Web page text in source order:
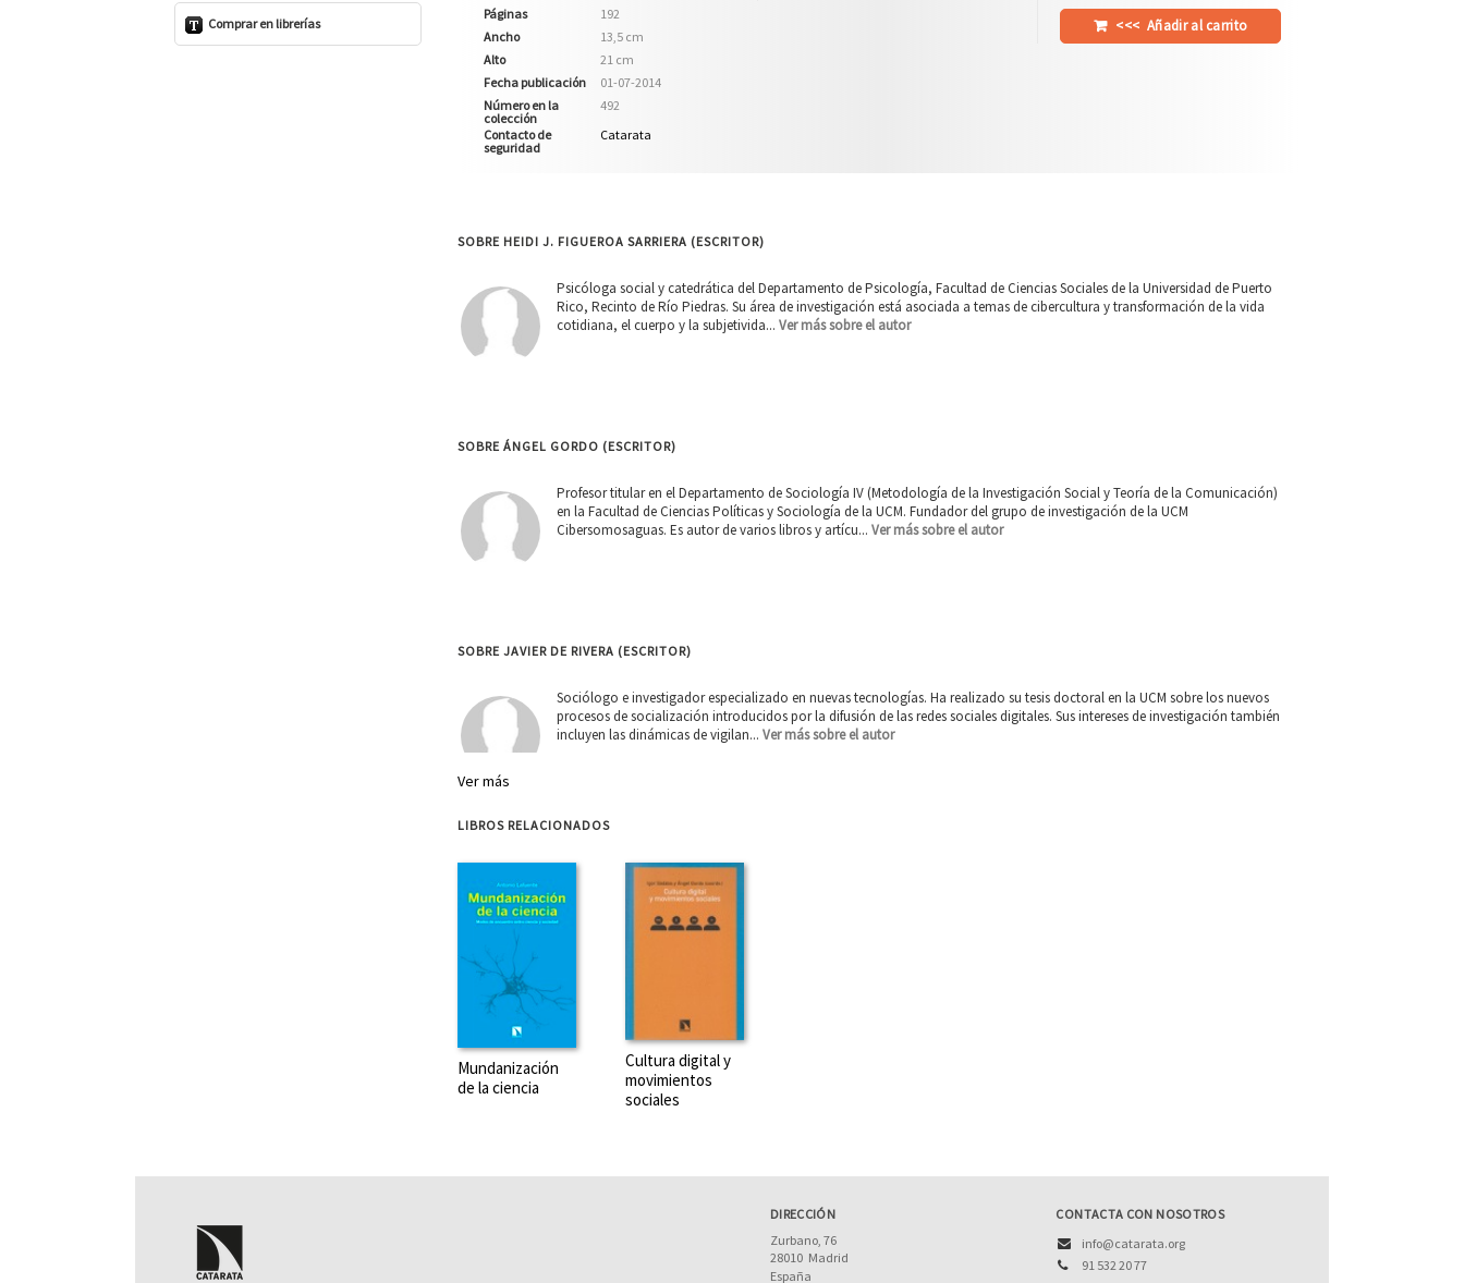
Comprar en librerías
Páginas
192
Ancho
13,5 cm
Alto
21 cm
Fecha publicación
01-07-2014
Número en la
colección
492
Contacto de
seguridad
Catarata
<<< Añadir al carrito
SOBRE HEIDI J. FIGUEROA SARRIERA (ESCRITOR)
Psicóloga social y catedrática del Departamento de Psicología, Facultad de Ciencias Sociales de la Universidad de Puerto
Rico, Recinto de Río Piedras. Su área de investigación está asociada a temas de ciber­cultura y transformación de la vida
cotidiana, el cuerpo y la subjetivida... Ver más sobre el autor
SOBRE ÁNGEL GORDO (ESCRITOR)
Profesor titular en el Departamento de Sociología IV (Metodología de la Investigación Social y Teoría de la Comunicación)
en la Facultad de Ciencias Políticas y Sociología de la UCM. Fundador del grupo de investigación de la UCM
Cibersomosaguas. Es autor de varios libros y artícu... Ver más sobre el autor
SOBRE JAVIER DE RIVERA (ESCRITOR)
Sociólogo e investigador especializado en nuevas tecnologías. Ha realizado su tesis doctoral en la UCM sobre los nuevos
procesos de socialización introducidos por la difusión de las redes sociales digitales. Sus intereses de investigación también
incluyen las dinámicas de vigilan... Ver más sobre el autor
Es uno de los fundadores del programa de estudio Mobile Application Design and Game Design en Zurich University of the
Arts. Ha trabajado como freelance en interacción y diseño de juegos, es cofundador de una empresa de software para
SOBRE BARBARA BOLT (ESCRITOR)
Es artista y teórica del arte en The Victorial College of Arts, University of Melbourne. Ha publicado dos monografías: Art
Ver más
LIBROS RELACIONADOS
Mundanización
de la ciencia
Cultura digital y
movimientos
sociales
DIRECCIÓN
Zurbano, 76
28010 Madrid
España
CONTACTA CON NOSOTROS
info@catarata.org
91 532 20 77